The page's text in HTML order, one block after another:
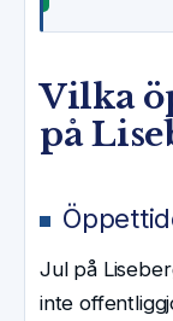
Vilka
på
Jul på
inte